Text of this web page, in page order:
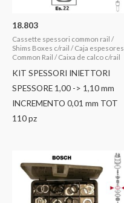
18.803
Cassette spessori common rail /
Shims Boxes c/rail / Caja espesores
Common Rail / Caixa de calco c/rail
KIT SPESSORI INIETTORI
SPESSORE 1,00 -> 1,10 mm
INCREMENTO 0,01 mm TOT
110 pz